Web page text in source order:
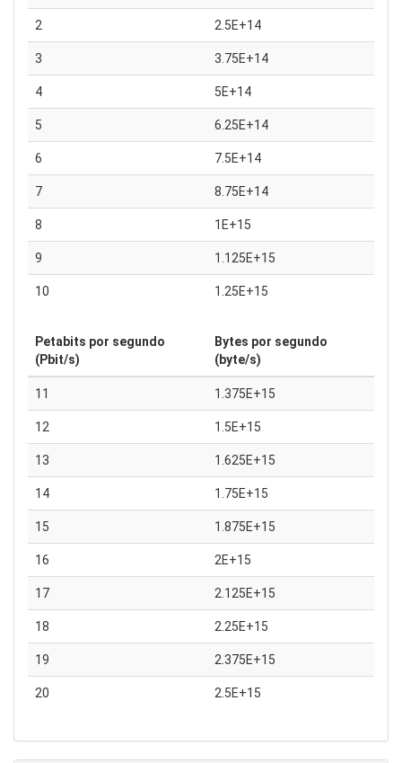
2 2.5E+14
3 3.75E+14
4 5E+14
5 6.25E+14
6 7.5E+14
7 8.75E+14
8 1E+15
9 1.125E+15
10 1.25E+15
Petabits por segundo
(Pbit/s)
Bytes por segundo
(byte/s)
11 1.375E+15
12 1.5E+15
13 1.625E+15
14 1.75E+15
15 1.875E+15
16 2E+15
17 2.125E+15
18 2.25E+15
19 2.375E+15
20 2.5E+15